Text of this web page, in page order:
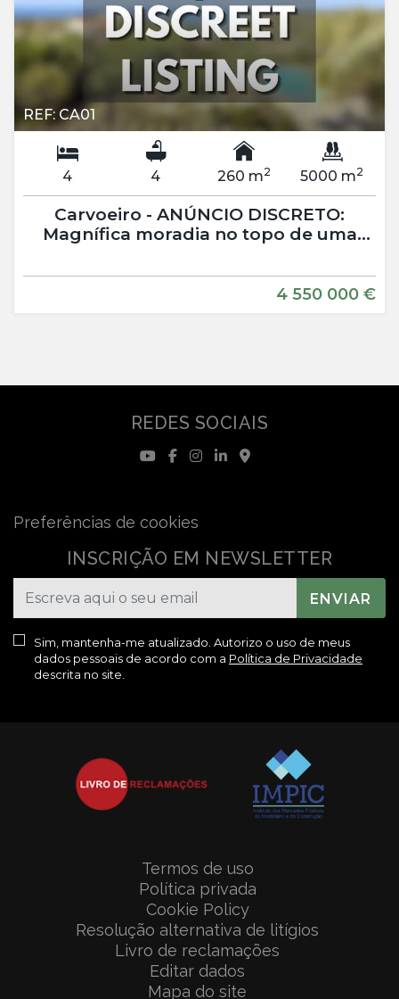
REF: CA01
4 4 260 m2 5000 m2
Carvoeiro - ANÚNCIO DISCRETO:
Magnífica moradia no topo de uma
Carvoeiro
4 550 000 €
REDES SOCIAIS
Preferências de cookies
INSCRIÇÃO EM NEWSLETTER
ENVIAR
Sim, mantenha-me atualizado. Autorizo o uso de meus
dados pessoais de acordo com a Política de Privacidade
descrita no site.
Termos de uso
Política privada
Cookie Policy
Resolução alternativa de litígios
Livro de reclamações
Editar dados
Mapa do site